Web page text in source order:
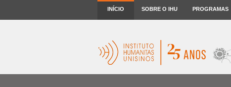
INÍCIO SOBRE O IHU PROGRAMAS